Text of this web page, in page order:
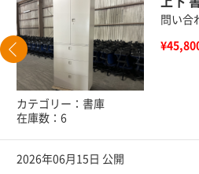
問い合
カテゴリー：書庫
在庫数：6
2026年06月15日 公開